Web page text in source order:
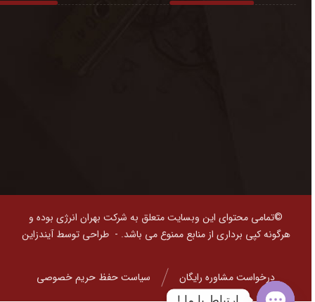
©تمامی محتوای این وبسایت متعلق به شرکت بهران انرژی بوده و
هرگونه کپی برداری از منابع ممنوع می باشد. -طراحی توسط آیندزاین
سیاست حفظ حریم خصوصی درخواست مشاوره رایگان